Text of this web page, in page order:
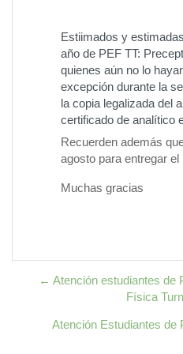
Estiimados y
año de PEF TT:
quienes aún no lo
excepción durante la
la copia legalizada del
certificado de analítico
Recuerden además
agosto para entregar
Muchas gracias
← Atención estudiantes de
Física
Atención Estudiantes